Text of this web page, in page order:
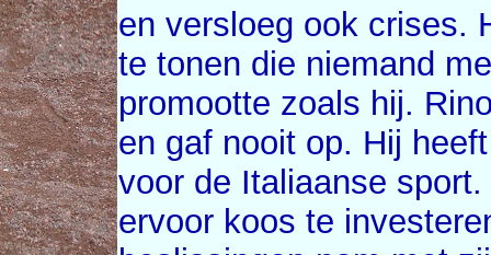
en versloeg ook crises.
te tonen die niemand
promootte zoals hij.
en gaf nooit op. Hij
voor de Italiaanse
ervoor koos te